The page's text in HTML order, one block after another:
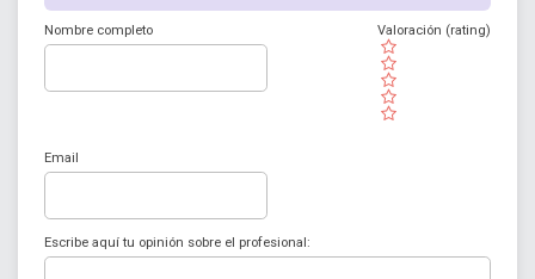
Nombre completo
( )
( )
( )
( )
( )
Valoración (rating)
Email
Escribe aquí tu opinión sobre el profesional: